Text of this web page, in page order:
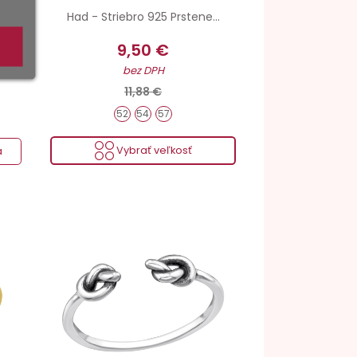
Had - Striebro 925 Prstene...
9,50 €
bez DPH
11,88 €
52 54 57
Vybrať veľkosť